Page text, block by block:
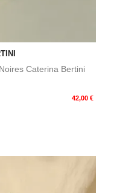
Caterina Bertini
42,00 €